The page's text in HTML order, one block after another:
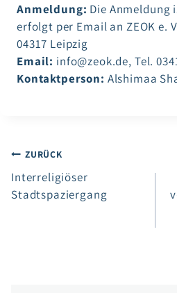
Anmeldung: Die Anmeldung
erfolgt per Email an ZEOK e.
04317 Leipzig
Email: info@zeok.de, Tel.
Kontaktperson: Alshimaa
Beitragsnavigation
ZURÜCK
Interreligiöser
Stadtspaziergang